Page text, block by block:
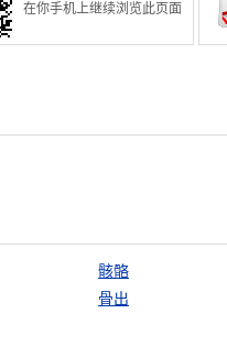
在你手机上继续浏览此页面
骸骼
骨出